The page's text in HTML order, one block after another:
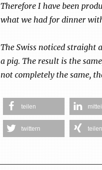
Therefore I have been
what we had for dinner
The Swiss noticed straight
a pig. The result is the
not completely the same,
teilen
twittern teilen